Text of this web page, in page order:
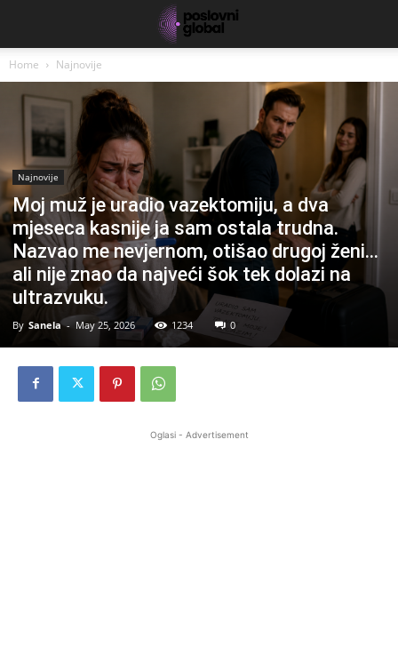
Home Najnovije
Najnovije
Moj muž je uradio vazektomiju, a dva
mjeseca kasnije ja sam ostala trudna.
Nazvao me nevjernom, otišao drugoj ženi…
ali nije znao da najveći šok tek dolazi na
ultrazvuku.
By Sanela - May 25, 2026 1234 0
Oglasi - Advertisement